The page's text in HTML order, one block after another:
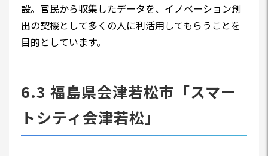
設。官民から収集したデータを、イノベーション創
出の契機として多くの人に利活用してもらうことを
目的としています。
6.3 福島県会津若松市「スマー
トシティ会津若松」